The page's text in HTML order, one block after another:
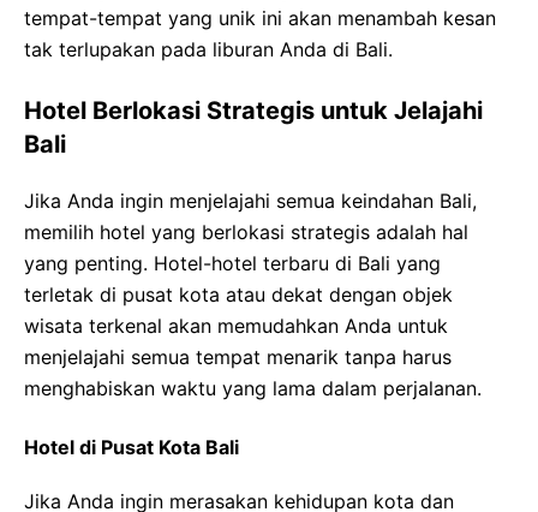
tempat-tempat yang unik ini akan menambah kesan
tak terlupakan pada liburan Anda di Bali.
Hotel Berlokasi Strategis untuk Jelajahi
Bali
Jika Anda ingin menjelajahi semua keindahan Bali,
memilih hotel yang berlokasi strategis adalah hal
yang penting. Hotel-hotel terbaru di Bali yang
terletak di pusat kota atau dekat dengan objek
wisata terkenal akan memudahkan Anda untuk
menjelajahi semua tempat menarik tanpa harus
menghabiskan waktu yang lama dalam perjalanan.
Hotel di Pusat Kota Bali
Jika Anda ingin merasakan kehidupan kota dan